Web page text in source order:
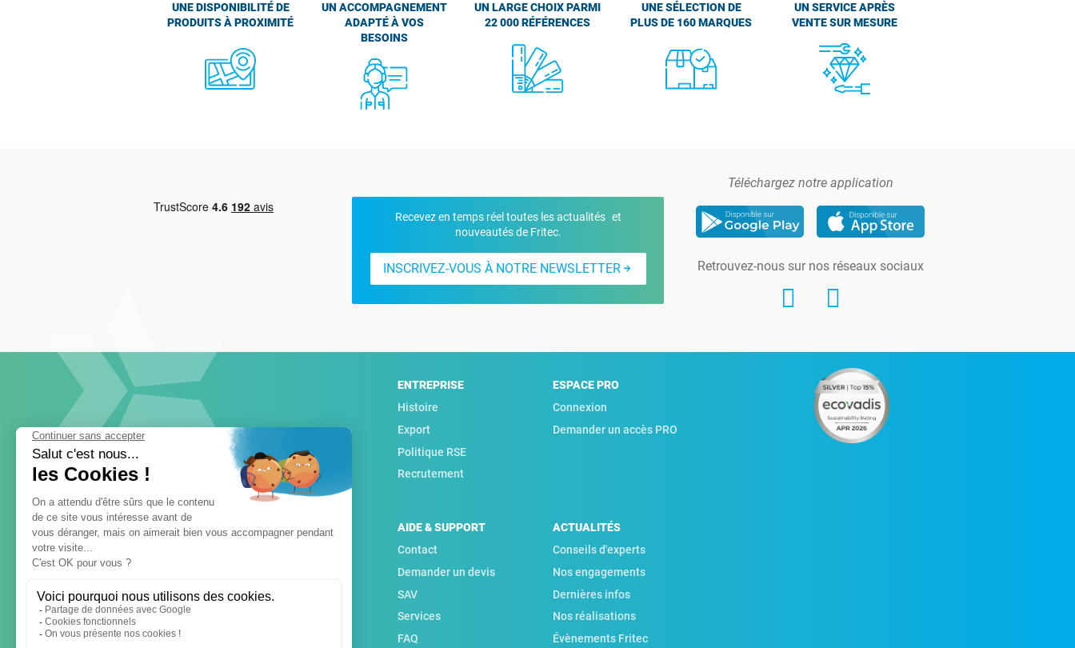
UNE DISPONIBILITÉ DE
PRODUITS À PROXIMITÉ
UN ACCOMPAGNEMENT
ADAPTÉ À VOS
BESOINS
UN LARGE CHOIX PARMI
22 000 RÉFÉRENCES
UNE SÉLECTION DE
PLUS DE 160 MARQUES
UN SERVICE APRÈS
VENTE SUR MESURE
Recevez en temps réel toutes les actualités et
nouveautés de Fritec.
INSCRIVEZ-VOUS À NOTRE NEWSLETTER
Téléchargez notre application
Retrouvez-nous sur nos réseaux sociaux
ENTREPRISE
Histoire
Export
Politique RSE
Recrutement
ESPACE PRO
Connexion
Demander un accès PRO
AIDE & SUPPORT
Contact
Demander un devis
SAV
Services
FAQ
ACTUALITÉS
Conseils d'experts
Nos engagements
Dernières infos
Nos réalisations
Évènements Fritec